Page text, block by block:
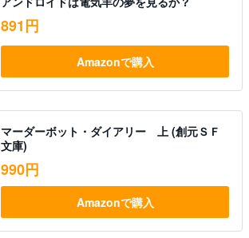
891円
Amazonで購入
マーダーボット・ダイアリー 上 (創元ＳＦ
文庫)
990円
Amazonで購入